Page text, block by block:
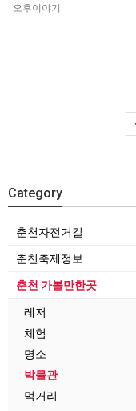
오후이야기
Category
춘천자전거길
춘천축제정보
춘천 가볼만한곳
레저
체험
명소
박물관
먹거리